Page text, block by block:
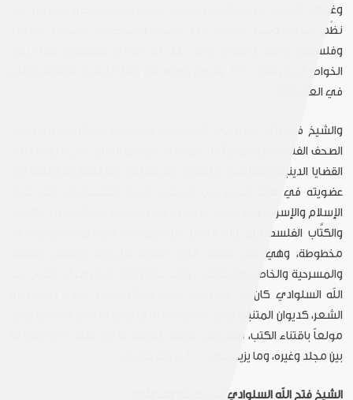
وغيرهن. ثمّ طوّر قدراته الشعريّة بعد عودته إلى فلسطين، فاستمر في
نظْم الشعر، ونشر قصائده في الصحف الفلسطينية كالجهاد والدفاع
وفلسطين والفجر والقدس، وقد صدر له ديوانان مطبوعان، هما ديوان
في العام 1999.
والشيخ فتح الله السلوادي كاتب مثابر، اعتاد نشر مقالاته بانتظام في
الصحف الفلسطينية طوال أكثر من نصف قرن من الزمان، عالج فيها مختلف
القضايا الدينية والسياسية والفكرية والاجتماعية والاقتصادية، إضافة إلى
عضويته في هيئة التحرير في المجلات الدينية الفلسطينية، مثل هدى
الإسلام والإسراء، وقد ربطته علاقة ودّ وصداقة مع كبار الشعراء والأدباء
مخطوطة، وهي
والمسرحية والخاطرة والمقالة. ولابد من الإشارة أخيراً إلى أن الشيخ فتح
الله السلوادي كان قد حفظ في حياته القرآن الكريم، وعدة دواوين من
الشعر، كديوان المتنبي وأبي فراس الحمداني وأبي القاسم الشابّي، وكان
بين مجلد وغيره، وما يزيد على 1000 مجلة ثقافية.
الشيخ فتح اللهالسلوادي